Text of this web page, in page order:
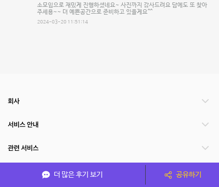
소모임으로 재밌게 진행하셨네요~ 사진까지 감사드려요 담에도 또 찾아
주세용~~ 더 예쁜공간으로 준비하고 있을게요^^
2024-03-20 11:51:14
더 많은 후기 보기 공유하기
회사
서비스 안내
관련 서비스